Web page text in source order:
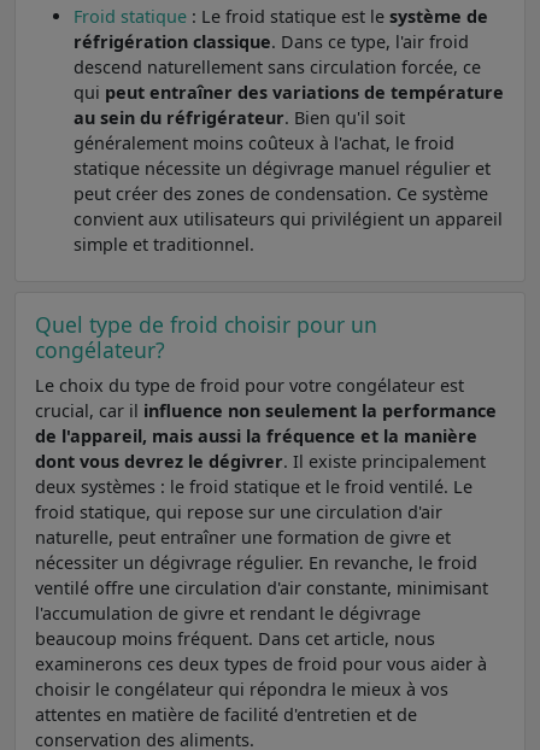
Froid statique : Le froid statique est le système de
réfrigération classique. Dans ce type, l'air froid
descend naturellement sans circulation forcée, ce
qui peut entraîner des variations de température
au sein du réfrigérateur. Bien qu'il soit
généralement moins coûteux à l'achat, le froid
statique nécessite un dégivrage manuel régulier et
peut créer des zones de condensation. Ce système
convient aux utilisateurs qui privilégient un appareil
simple et traditionnel.
Quel type de froid choisir pour un
congélateur?
Le choix du type de froid pour votre congélateur est
crucial, car il influence non seulement la performance
de l'appareil, mais aussi la fréquence et la manière
dont vous devrez le dégivrer. Il existe principalement
deux systèmes : le froid statique et le froid ventilé. Le
froid statique, qui repose sur une circulation d'air
naturelle, peut entraîner une formation de givre et
nécessiter un dégivrage régulier. En revanche, le froid
ventilé offre une circulation d'air constante, minimisant
l'accumulation de givre et rendant le dégivrage
beaucoup moins fréquent. Dans cet article, nous
examinerons ces deux types de froid pour vous aider à
choisir le congélateur qui répondra le mieux à vos
attentes en matière de facilité d'entretien et de
conservation des aliments.